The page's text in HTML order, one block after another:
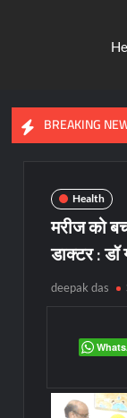
BREAKING
का प्रतीक
Health
मरीज को
डाक्टर :
deepak das